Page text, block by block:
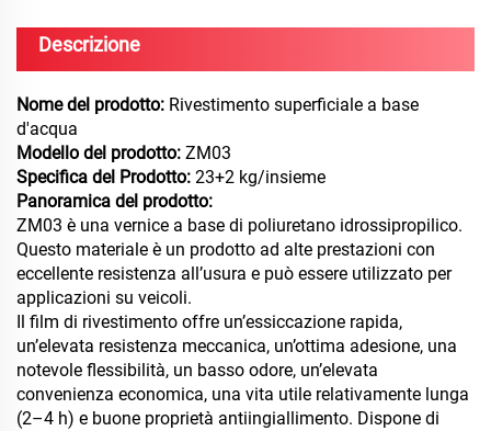
Descrizione
Nome del prodotto: Rivestimento superficiale a base
d'acqua
Modello del prodotto: ZM03
Specifica del Prodotto: 23+2 kg/insieme
Panoramica del prodotto:
ZM03 è una vernice a base di poliuretano idrossipropilico.
Questo materiale è un prodotto ad alte prestazioni con
eccellente resistenza all’usura e può essere utilizzato per
applicazioni su veicoli.
Il film di rivestimento offre un’essiccazione rapida,
un’elevata resistenza meccanica, un’ottima adesione, una
notevole flessibilità, un basso odore, un’elevata
convenienza economica, una vita utile relativamente lunga
(2–4 h) e buone proprietà antiingiallimento. Dispone di